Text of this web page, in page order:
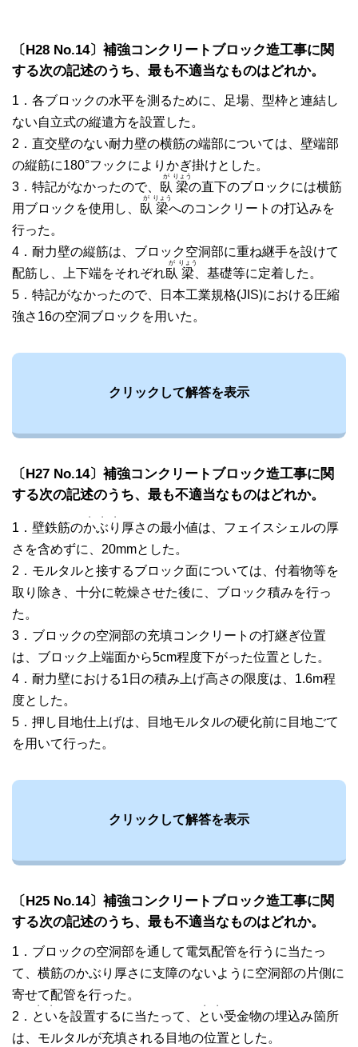
〔H28 No.14〕補強コンクリートブロック造工事に関
する次の記述のうち、最も不適当なものはどれか。
1．各ブロックの水平を測るために、足場、型枠と連結し
ない自立式の縦遣方を設置した。
2．直交壁のない耐力壁の横筋の端部については、壁端部
の縦筋に180°フックによりかぎ掛けとした。
3．特記がなかったので、
臥
が
梁
りょう
の直下のブロックには横筋
用ブロックを使用し、
臥
が
梁
りょう
へのコンクリートの打込みを
行った。
4．耐力壁の縦筋は、ブロック空洞部に重ね継手を設けて
配筋し、上下端をそれぞれ臥
が
梁
りょう
、基礎等に定着した。
5．特記がなかったので、日本工業規格(JIS)における圧縮
強さ16の空洞ブロックを用いた。
クリックして解答を表示
〔H27 No.14〕補強コンクリートブロック造工事に関
する次の記述のうち、最も不適当なものはどれか。
1．壁鉄筋のか
・
ぶ
・
り
・
厚さの最小値は、フェイスシェルの厚
さを含めずに、20mmとした。
2．モルタルと接するブロック面については、付着物等を
取り除き、十分に乾燥させた後に、ブロック積みを行っ
た。
3．ブロックの空洞部の充填コンクリートの打継ぎ位置
は、ブロック上端面から5cm程度下がった位置とした。
4．耐力壁における1日の積み上げ高さの限度は、1.6m程
度とした。
5．押し目地仕上げは、目地モルタルの硬化前に目地ごて
を用いて行った。
クリックして解答を表示
〔H25 No.14〕補強コンクリートブロック造工事に関
する次の記述のうち、最も不適当なものはどれか。
1．ブロックの空洞部を通して電気配管を行うに当たっ
て、横筋のかぶり厚さに支障のないように空洞部の片側に
寄せて配管を行った。
2． と
・
い
・
を設置するに当たって、 と
・
い
・
受金物の埋込み箇所
は、モルタルが充填される目地の位置とした。